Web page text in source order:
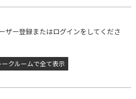
ザー登録またはログインをしてくださ
クルームで全て表示